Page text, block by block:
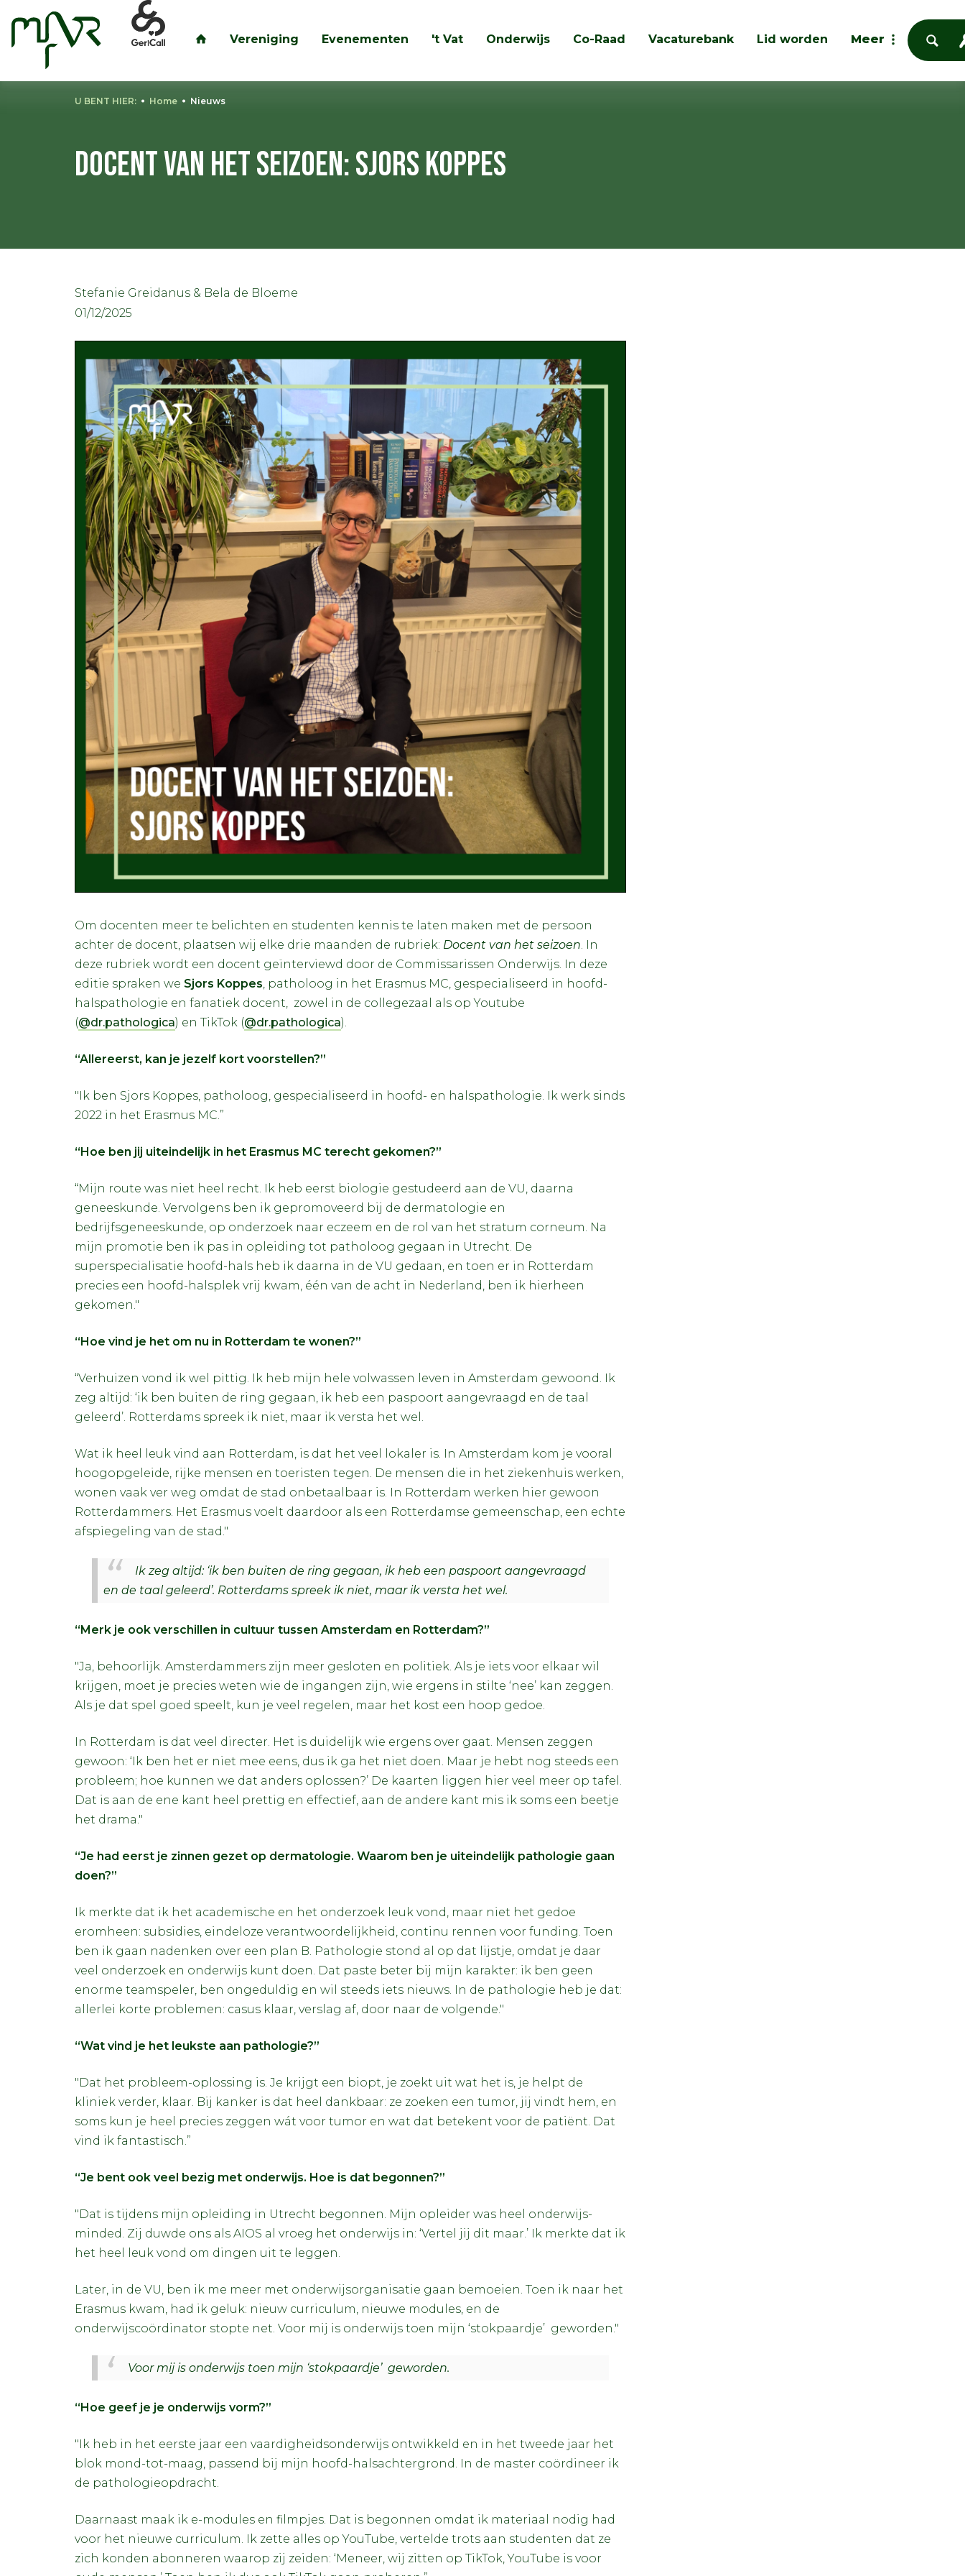
Vereniging Evenementen 't Vat Onderwijs Co-Raad Vacaturebank Lid worden Meer
Zoeken
inloggen
U BENT HIER: Home Nieuws
Docent van het seizoen: Sjors Koppes
Stefanie Greidanus & Bela de Bloeme
01/12/2025
Om docenten meer te belichten en studenten kennis te laten maken met de persoon
achter de docent, plaatsen wij elke drie maanden de rubriek: Docent van het seizoen. In
deze rubriek wordt een docent geïnterviewd door de Commissarissen Onderwijs. In deze
editie spraken we Sjors Koppes, patholoog in het Erasmus MC, gespecialiseerd in hoofd-
halspathologie en fanatiek docent, zowel in de collegezaal als op Youtube
(@dr.pathologica) en TikTok (@dr.pathologica).
“Allereerst, kan je jezelf kort voorstellen?”
"Ik ben Sjors Koppes, patholoog, gespecialiseerd in hoofd- en halspathologie. Ik werk sinds
2022 in het Erasmus MC.”
“Hoe ben jij uiteindelijk in het Erasmus MC terecht gekomen?”
“Mijn route was niet heel recht. Ik heb eerst biologie gestudeerd aan de VU, daarna
geneeskunde. Vervolgens ben ik gepromoveerd bij de dermatologie en
bedrijfsgeneeskunde, op onderzoek naar eczeem en de rol van het stratum corneum. Na
mijn promotie ben ik pas in opleiding tot patholoog gegaan in Utrecht. De
superspecialisatie hoofd-hals heb ik daarna in de VU gedaan, en toen er in Rotterdam
precies een hoofd-halsplek vrij kwam, één van de acht in Nederland, ben ik hierheen
gekomen."
“Hoe vind je het om nu in Rotterdam te wonen?”
“Verhuizen vond ik wel pittig. Ik heb mijn hele volwassen leven in Amsterdam gewoond. Ik
zeg altijd: ‘ik ben buiten de ring gegaan, ik heb een paspoort aangevraagd en de taal
geleerd’. Rotterdams spreek ik niet, maar ik versta het wel.
Wat ik heel leuk vind aan Rotterdam, is dat het veel lokaler is. In Amsterdam kom je vooral
hoogopgeleide, rijke mensen en toeristen tegen. De mensen die in het ziekenhuis werken,
wonen vaak ver weg omdat de stad onbetaalbaar is. In Rotterdam werken hier gewoon
Rotterdammers. Het Erasmus voelt daardoor als een Rotterdamse gemeenschap, een echte
afspiegeling van de stad."
Ik zeg altijd: ‘ik ben buiten de ring gegaan, ik heb een paspoort aangevraagd
en de taal geleerd’. Rotterdams spreek ik niet, maar ik versta het wel.
“Merk je ook verschillen in cultuur tussen Amsterdam en Rotterdam?”
"Ja, behoorlijk. Amsterdammers zijn meer gesloten en politiek. Als je iets voor elkaar wil
krijgen, moet je precies weten wie de ingangen zijn, wie ergens in stilte ‘nee’ kan zeggen.
Als je dat spel goed speelt, kun je veel regelen, maar het kost een hoop gedoe.
In Rotterdam is dat veel directer. Het is duidelijk wie ergens over gaat. Mensen zeggen
gewoon: ‘Ik ben het er niet mee eens, dus ik ga het niet doen. Maar je hebt nog steeds een
probleem; hoe kunnen we dat anders oplossen?’ De kaarten liggen hier veel meer op tafel.
Dat is aan de ene kant heel prettig en effectief, aan de andere kant mis ik soms een beetje
het drama."
“Je had eerst je zinnen gezet op dermatologie. Waarom ben je uiteindelijk pathologie gaan
doen?”
Ik merkte dat ik het academische en het onderzoek leuk vond, maar niet het gedoe
eromheen: subsidies, eindeloze verantwoordelijkheid, continu rennen voor funding. Toen
ben ik gaan nadenken over een plan B. Pathologie stond al op dat lijstje, omdat je daar
veel onderzoek en onderwijs kunt doen. Dat paste beter bij mijn karakter: ik ben geen
enorme teamspeler, ben ongeduldig en wil steeds iets nieuws. In de pathologie heb je dat:
allerlei korte problemen: casus klaar, verslag af, door naar de volgende."
“Wat vind je het leukste aan pathologie?”
"Dat het probleem-oplossing is. Je krijgt een biopt, je zoekt uit wat het is, je helpt de
kliniek verder, klaar. Bij kanker is dat heel dankbaar: ze zoeken een tumor, jij vindt hem, en
soms kun je heel precies zeggen wát voor tumor en wat dat betekent voor de patiënt. Dat
vind ik fantastisch.”
“Je bent ook veel bezig met onderwijs. Hoe is dat begonnen?”
"Dat is tijdens mijn opleiding in Utrecht begonnen. Mijn opleider was heel onderwijs-
minded. Zij duwde ons als AIOS al vroeg het onderwijs in: ‘Vertel jij dit maar.’ Ik merkte dat ik
het heel leuk vond om dingen uit te leggen.
Later, in de VU, ben ik me meer met onderwijsorganisatie gaan bemoeien. Toen ik naar het
Erasmus kwam, had ik geluk: nieuw curriculum, nieuwe modules, en de
onderwijscoördinator stopte net. Voor mij is onderwijs toen mijn ‘stokpaardje’ geworden."
Voor mij is onderwijs toen mijn ‘stokpaardje’ geworden.
“Hoe geef je je onderwijs vorm?”
"Ik heb in het eerste jaar een vaardigheidsonderwijs ontwikkeld en in het tweede jaar het
blok mond-tot-maag, passend bij mijn hoofd-halsachtergrond. In de master coördineer ik
de pathologieopdracht.
Daarnaast maak ik e-modules en filmpjes. Dat is begonnen omdat ik materiaal nodig had
voor het nieuwe curriculum. Ik zette alles op YouTube, vertelde trots aan studenten dat ze
zich konden abonneren waarop zij zeiden: ‘Meneer, wij zitten op TikTok, YouTube is voor